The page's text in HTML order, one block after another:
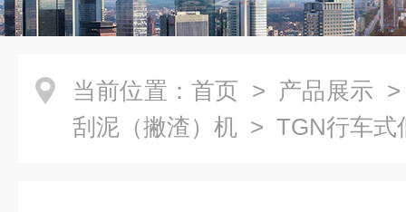
当前位置： 首页 > 产品展示
刮泥（撇渣）机 > TGN行车式